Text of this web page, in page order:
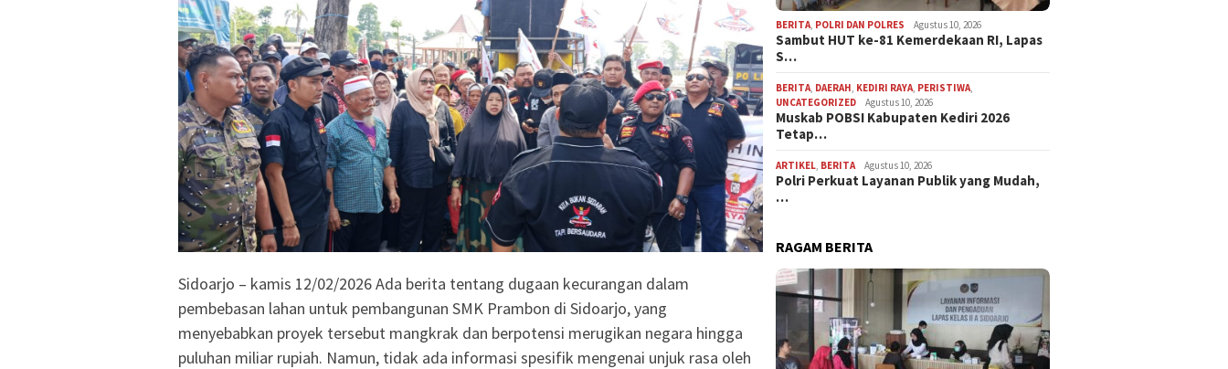
Sidoarjo – kamis 12/02/2026 Ada berita tentang dugaan kecurangan dalam
pembebasan lahan untuk pembangunan SMK Prambon di Sidoarjo, yang
menyebabkan proyek tersebut mangkrak dan berpotensi merugikan negara hingga
puluhan miliar rupiah. Namun, tidak ada informasi spesifik mengenai unjuk rasa oleh
BERITA POLRI DAN POLRES Agustus 10, 2026
Sambut HUT ke-81 Kemerdekaan RI, Lapas
S…
BERITA DAERAH KEDIRI RAYA PERISTIWA
UNCATEGORIZED
Agustus 10, 2026
Muskab POBSI Kabupaten Kediri 2026
Tetap…
ARTIKEL BERITA Agustus 10, 2026
Polri Perkuat Layanan Publik yang Mudah,
…
RAGAM BERITA